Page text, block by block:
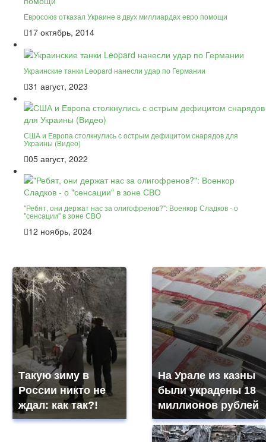
Евросоюз отказал Украине в двух миллиардах евро помощи
17 октябрь, 2014
Украинские танки Leopard нанесли удар по Германии
31 август, 2023
США и Европа столкнулись с острым дефицитом снарядов для
Украины (Видео)
05 август, 2022
"Ребят, они держат нас за олигофренов?": Военкор Сладков - о
"сенсации" в зоне СВО
12 ноябрь, 2024
Такую зиму в
России никто не
ждал: как так?!
На Урале из казны
были украдены 18
миллионов рублей